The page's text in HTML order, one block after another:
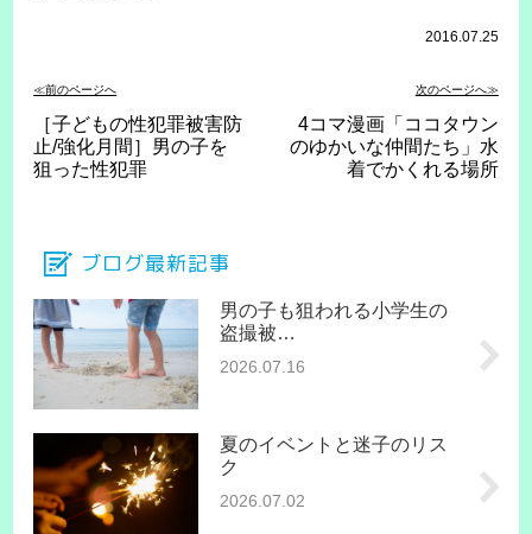
2016.07.25
≪前のページへ 次のページへ≫
［子どもの性犯罪被害防
止/強化月間］男の子を
狙った性犯罪
4コマ漫画「ココタウン
のゆかいな仲間たち」水
着でかくれる場所
ブログ最新記事
男の子も狙われる小学生の
盗撮被…
2026.07.16
夏のイベントと迷子のリス
ク
2026.07.02